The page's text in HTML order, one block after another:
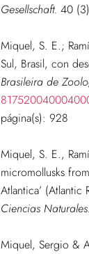
Gesellschaft. 40
Miquel, S. E.;
Sul, Brasil, con
Brasileira de
página(s): 928
Miquel, S. E.,
micromollusks
Atlantica’ (Atlantic
Ciencias Naturales.
Miquel, Sergio &